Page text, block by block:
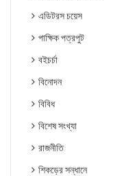
এডিটরস চয়েস
পাক্ষিক পত্রপুট
বইচর্চা
বিনোদন
বিবিধ
বিশেষ সংখ্যা
রাজনীতি
শিকড়ের সন্ধানে